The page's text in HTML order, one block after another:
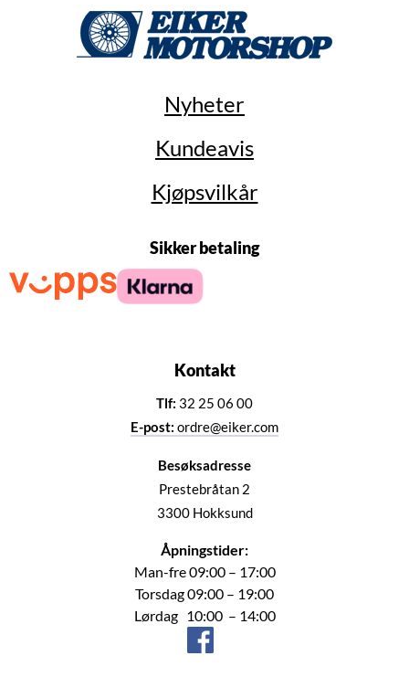
Nyheter
Kundeavis
Kjøpsvilkår
Sikker betaling
Kontakt
Tlf: 32 25 06 00
E-post: ordre@eiker.com
Besøksadresse
Prestebråtan 2
3300 Hokksund
Åpningstider:
Man-fre 09:00 – 17:00
Torsdag 09:00 – 19:00
Lørdag 10:00 – 14:00